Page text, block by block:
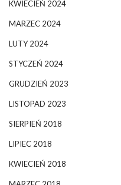
KWIECIEŃ 2024
MARZEC 2024
LUTY 2024
STYCZEŃ 2024
GRUDZIEŃ 2023
LISTOPAD 2023
SIERPIEŃ 2018
LIPIEC 2018
KWIECIEŃ 2018